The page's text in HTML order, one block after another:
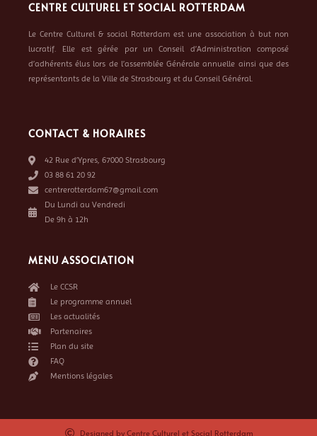
CENTRE CULTUREL ET SOCIAL ROTTERDAM
Le Centre Culturel & social Rotterdam est une association à but non
lucratif. Elle est gérée par un Conseil d’Administration composé
d’adhérents élus lors de l’assemblée Générale annuelle ainsi que des
représentants de la Ville de Strasbourg et du Conseil Général.
CONTACT & HORAIRES
42 Rue d’Ypres, 67000 Strasbourg
03 88 61 20 92
centrerotterdam67@gmail.com
Du Lundi au Vendredi
De 9h à 12h
MENU ASSOCIATION
Le CCSR
Le programme annuel
Les actualités
Partenaires
Plan du site
FAQ
Mentions légales
Designed by Centre Culturel et Social Rotterdam